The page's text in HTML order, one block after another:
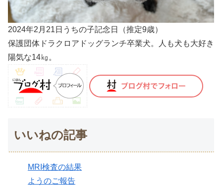
2024年2月21日うちの子記念日（推定9歳）
保護団体ドラクロアドッグランチ卒業犬。人も犬も大好き
陽気な14㎏。
いいねの記事
MRI検査の結果
ようのご報告